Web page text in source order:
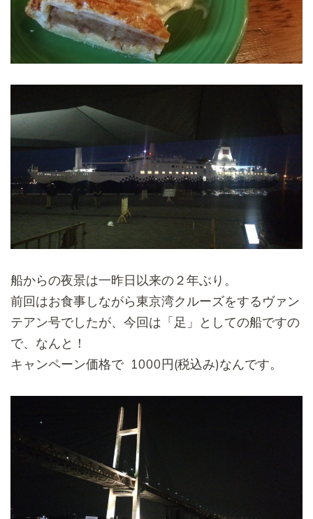
船からの夜景は一昨日以来の２年ぶり。
前回はお食事しながら東京湾クルーズをするヴァン
テアン号でしたが、今回は「足」としての船ですの
で、なんと！
キャンペーン価格で 1000円(税込み)なんです。